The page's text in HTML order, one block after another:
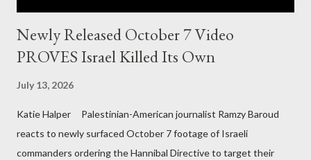
Newly Released October 7 Video
PROVES Israel Killed Its Own
July 13, 2026
Katie Halper Palestinian-American journalist Ramzy Baroud
reacts to newly surfaced October 7 footage of Israeli
commanders ordering the Hannibal Directive to target their